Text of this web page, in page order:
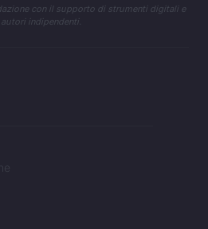
con il supporto di strumenti digitali e
indipendenti.